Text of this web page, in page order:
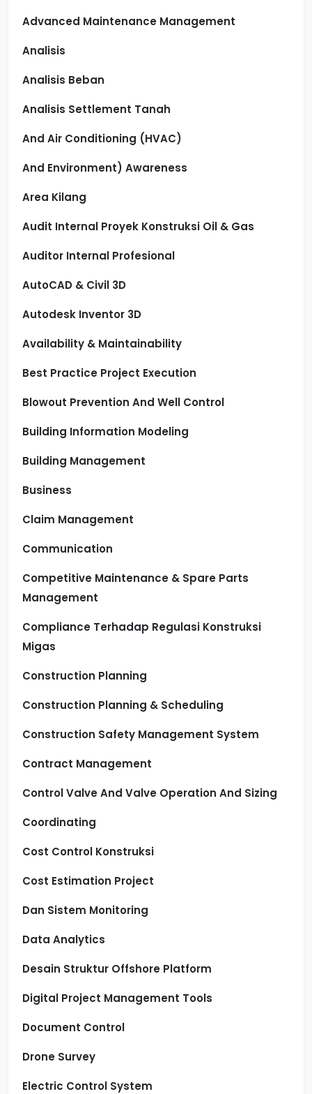
Advanced Maintenance Management
Analisis
Analisis Beban
Analisis Settlement Tanah
And Air Conditioning (HVAC)
And Environment) Awareness
Area Kilang
Audit Internal Proyek Konstruksi Oil & Gas
Auditor Internal Profesional
AutoCAD & Civil 3D
Autodesk Inventor 3D
Availability & Maintainability
Best Practice Project Execution
Blowout Prevention And Well Control
Building Information Modeling
Building Management
Business
Claim Management
Communication
Competitive Maintenance & Spare Parts
Management
Compliance Terhadap Regulasi Konstruksi
Migas
Construction Planning
Construction Planning & Scheduling
Construction Safety Management System
Contract Management
Control Valve And Valve Operation And Sizing
Coordinating
Cost Control Konstruksi
Cost Estimation Project
Dan Sistem Monitoring
Data Analytics
Desain Struktur Offshore Platform
Digital Project Management Tools
Document Control
Drone Survey
Electric Control System